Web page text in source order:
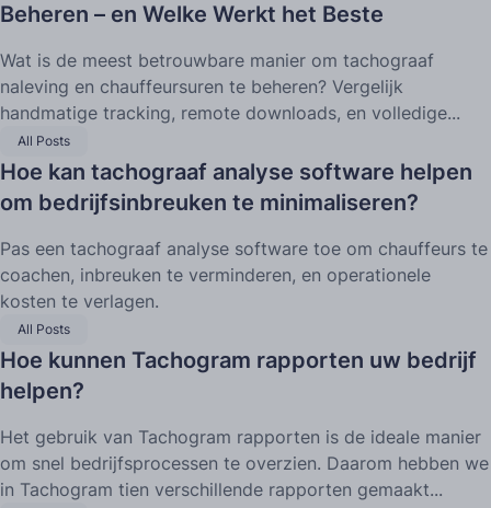
Beheren – en Welke Werkt het Beste
Wat is de meest betrouwbare manier om tachograaf
naleving en chauffeursuren te beheren? Vergelijk
handmatige tracking, remote downloads, en volledige...
All Posts
Hoe kan tachograaf analyse software helpen
om bedrijfsinbreuken te minimaliseren?
Pas een tachograaf analyse software toe om chauffeurs te
coachen, inbreuken te verminderen, en operationele
kosten te verlagen.
All Posts
Hoe kunnen Tachogram rapporten uw bedrijf
helpen?
Het gebruik van Tachogram rapporten is de ideale manier
om snel bedrijfsprocessen te overzien. Daarom hebben we
in Tachogram tien verschillende rapporten gemaakt...